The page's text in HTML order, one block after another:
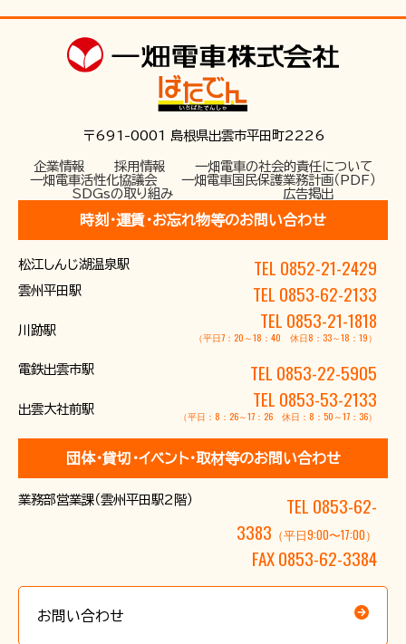
〒691-0001 島根県出雲市平田町2226
企業情報 採用情報
一畑電車の社会的責任について
一畑電車活性化協議会
一畑電車国民保護業務計画（PDF）
SDGsの取り組み
広告掲出
時刻･運賃･お忘れ物等のお問い合わせ
松江しんじ湖温泉駅 TEL 0852-21-2429
雲州平田駅 TEL 0853-62-2133
川跡駅 TEL 0853-21-1818
（平日7：20～18：40 休日8：33～18：19）
電鉄出雲市駅 TEL 0853-22-5905
出雲大社前駅 TEL 0853-53-2133
（平日：8：26～17：26 休日：8：50～17：36）
団体･貸切･イベント･取材等のお問い合わせ
業務部営業課（雲州平田駅2階）
TEL 0853-62-
3383 （平日9:00〜17:00）
FAX 0853-62-3384
お問い合わせ